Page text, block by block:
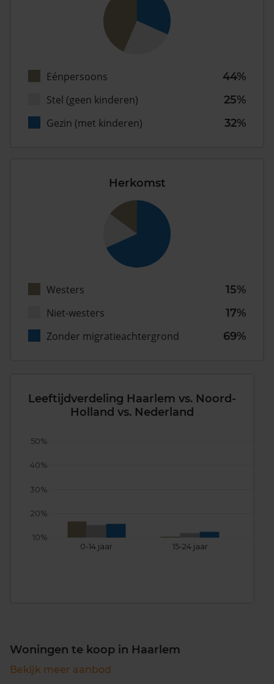
Eénpersoons
44%
Stel (geen kinderen)
25%
Gezin (met kinderen)
32%
Herkomst
Westers
15%
Niet-westers
17%
Zonder migratieachtergrond
69%
Leeftijdverdeling Haarlem vs. Noord-
Holland vs. Nederland
0-14 jaar 15-24 jaar
10%
20%
30%
40%
50%
Woningen te koop in Haarlem
Bekijk meer aanbod